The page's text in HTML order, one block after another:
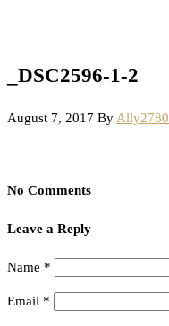
_DSC2596-1-2
August 7, 2017 By Ally2780
No Comments
Leave a Reply
Name *
Email *